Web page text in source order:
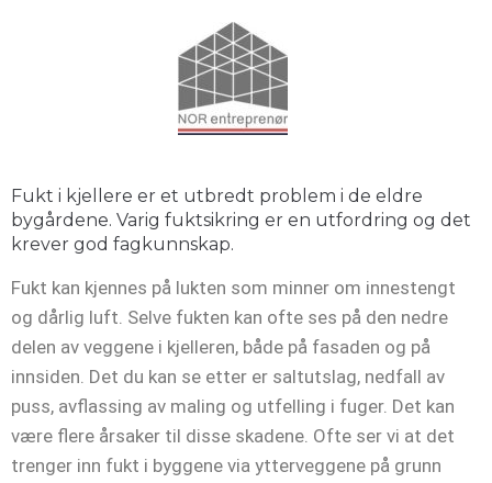
Fukt i kjellere er et utbredt problem i de eldre
bygårdene. Varig fuktsikring er en utfordring og det
krever god fagkunnskap.
Fukt kan kjennes på lukten som minner om innestengt
og dårlig luft. Selve fukten kan ofte ses på den nedre
delen av veggene i kjelleren, både på fasaden og på
innsiden. Det du kan se etter er saltutslag, nedfall av
puss, avflassing av maling og utfelling i fuger. Det kan
være flere årsaker til disse skadene. Ofte ser vi at det
trenger inn fukt i byggene via ytterveggene på grunn